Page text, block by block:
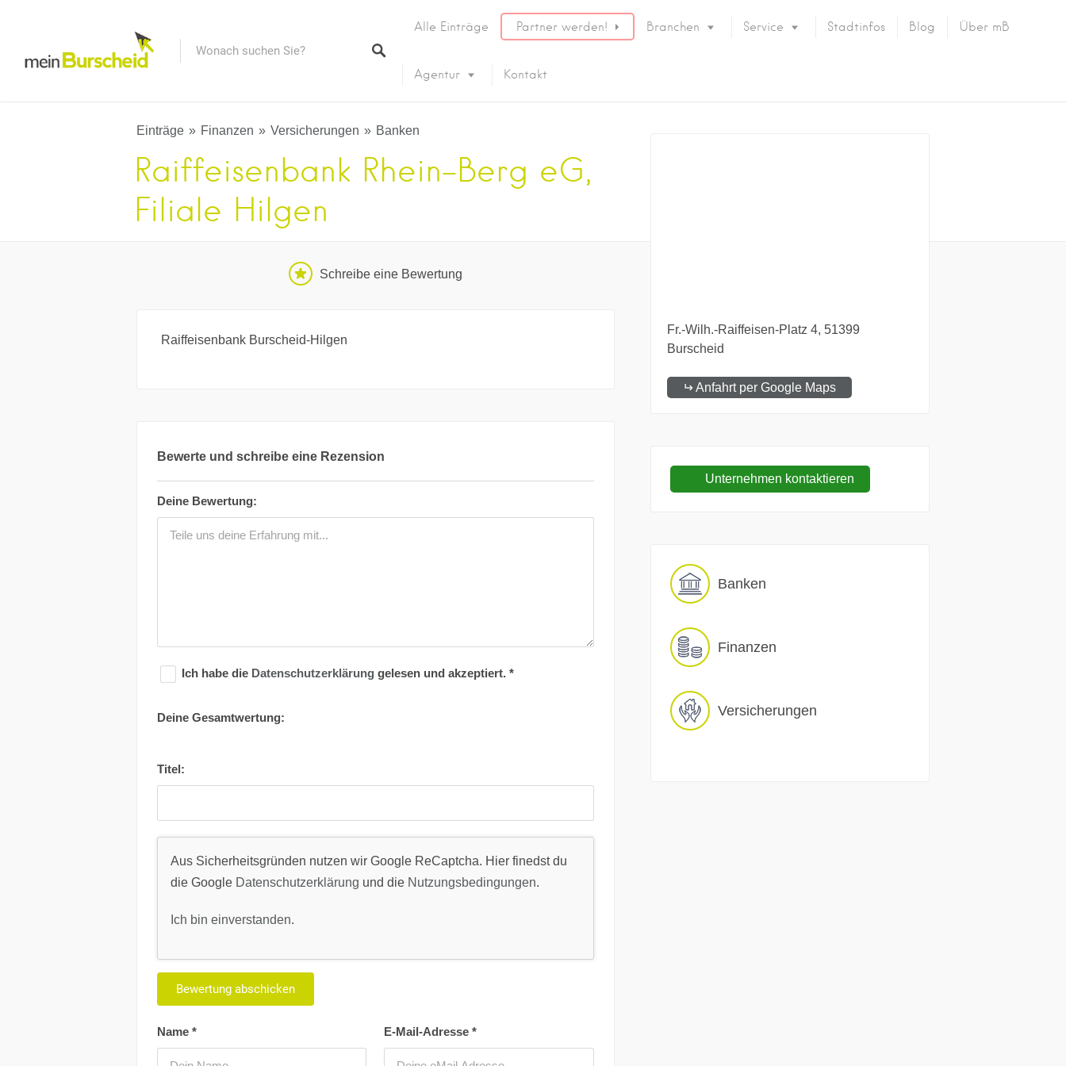
Alle Einträge Partner werden! Branchen Service Stadtinfos Blog Über mB
Agentur Kontakt
Einträge Finanzen Versicherungen Banken
Raiffeisenbank Rhein-Berg eG,
Filiale Hilgen
Schreibe eine Bewertung
Raiffeisenbank Burscheid-Hilgen
Bewerte und schreibe eine Rezension
Deine Bewertung:
Name * E-Mail-Adresse*
Ich habe die Datenschutzerklärung gelesen und akzeptiert. *
Deine Gesamtwertung:
Titel:
Aus Sicherheitsgründen nutzen wir Google ReCaptcha. Hier finedst du
die Google Datenschutzerklärung und die Nutzungsbedingungen.
Ich bin einverstanden.
Fr.-Wilh.-Raiffeisen-Platz 4 51399
Burscheid
Anfahrt per Google Maps
Unternehmen kontaktieren
Banken
Finanzen
Versicherungen